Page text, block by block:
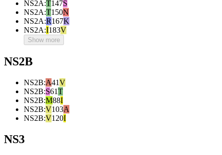
NS2A:T147S
NS2A:T150N
NS2A:R167K
NS2A:I183V
Show more
NS2B
NS2B:A41V
NS2B:S61T
NS2B:M88I
NS2B:V103A
NS2B:V120I
NS3